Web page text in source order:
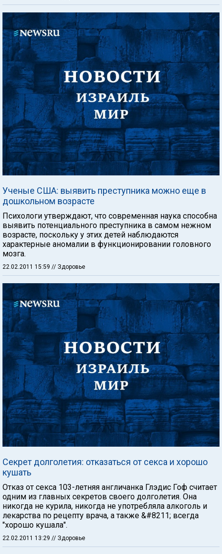
Ученые США: выявить преступника можно еще в
дошкольном возрасте
Психологи утверждают, что современная наука способна
выявить потенциального преступника в самом нежном
возрасте, поскольку у этих детей наблюдаются
характерные аномалии в функционировании головного
мозга.
22.02.2011 15:59 // Здоровье
Секрет долголетия: отказаться от секса и хорошо
кушать
Отказ от секса 103-летняя англичанка Глэдис Гоф считает
одним из главных секретов своего долголетия. Она
никогда не курила, никогда не употребляла алкоголь и
лекарства по рецепту врача, а также &#8211; всегда
"хорошо кушала".
22.02.2011 13:29 // Здоровье